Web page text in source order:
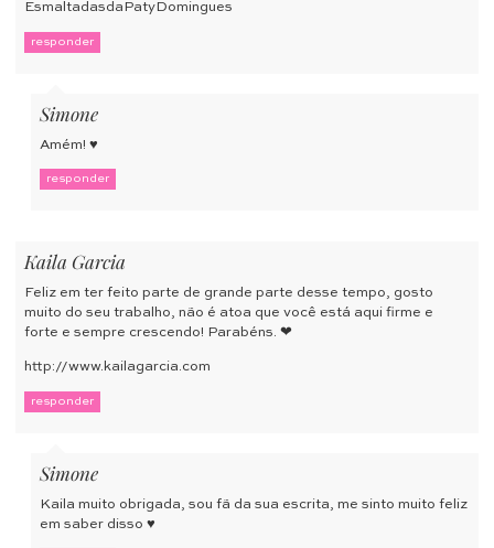
EsmaltadasdaPatyDomingues
responder
Simone
Amém! ♥
responder
Kaila Garcia
Feliz em ter feito parte de grande parte desse tempo, gosto
muito do seu trabalho, não é atoa que você está aqui firme e
forte e sempre crescendo! Parabéns. ❤
http://www.kailagarcia.com
responder
Simone
Kaila muito obrigada, sou fã da sua escrita, me sinto muito feliz
em saber disso ♥